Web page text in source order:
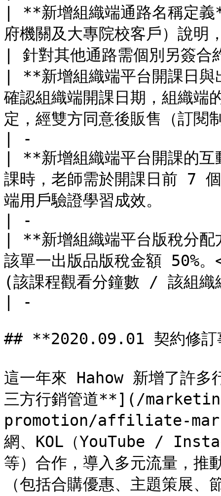
| **新增組織端通路名稱
府機關及大專院校客戶）說明
| 針對其他通路需個別另簽
| **新增組織端平台開課日
確認組織端開課日期，組織端
定，經雙方同意後販售（訂閱
| -
| **新增組織端平台開課的
課時，老師需於開課日前 7
端用戶驗證學習成效。
| -
| **新增組織端平台版稅分
該單一出版品版稅金額 50%
(該課程觀看分鐘數 / 該組
| -
## **2020.09.01 契約修訂
這一年來 Hahow 新增了許多
三方行銷管道**](/
promotion/affiliate-
網、KOL（YouTube /
等）合作，導入多元流量，推
（包括合購優惠、主題策展